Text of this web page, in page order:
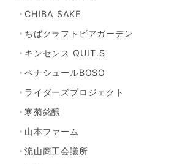
CHIBA SAKE
ちばクラフトビアガーデン
キンセンス QUIT.S
ペナシュールBOSO
ライダーズプロジェクト
寒菊銘醸
山本ファーム
流山商工会議所